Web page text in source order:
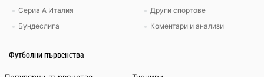
Сериа А Италия
Бундеслига
Други спортове
Коментари и анализи
Футболни първенства